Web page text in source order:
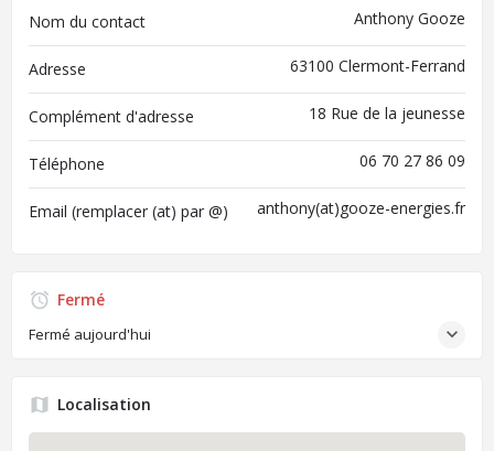
Nom du contact
Anthony Gooze
Adresse 63100 Clermont-Ferrand
Complément d'adresse 18 Rue de la jeunesse
Téléphone 06 70 27 86 09
Email (remplacer (at) par @) anthony(at)gooze-energies.fr
Fermé
Fermé aujourd'hui
Localisation